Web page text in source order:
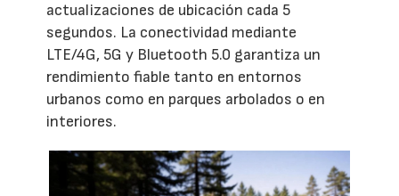
actualizaciones de ubicación cada 5
segundos. La conectividad mediante
LTE/4G, 5G y Bluetooth 5.0 garantiza un
rendimiento fiable tanto en entornos
urbanos como en parques arbolados o en
interiores.